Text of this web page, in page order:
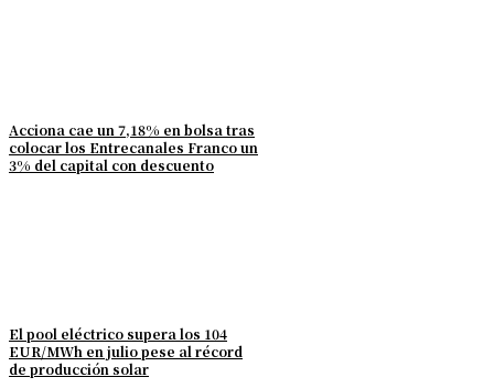
Acciona cae un 7,18% en bolsa tras
colocar los Entrecanales Franco un
3% del capital con descuento
El pool eléctrico supera los 104
EUR/MWh en julio pese al récord
de producción solar